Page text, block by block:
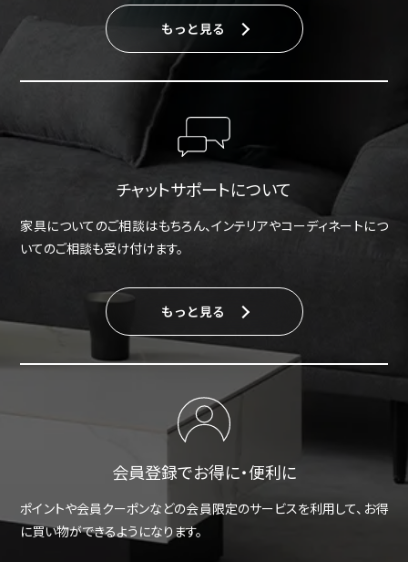
もっと見る
チャットサポートについて
家具についてのご相談はもちろん、インテリアやコーディネートにつ
いてのご相談も受け付けます。
もっと見る
会員登録でお得に・便利に
ポイントや会員クーポンなどの会員限定のサービスを利用して、お得
に買い物ができるようになります。